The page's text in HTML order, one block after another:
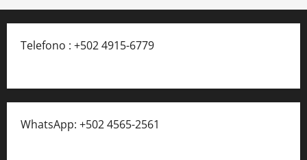
Telefono : +502 4915-6779
WhatsApp: +502 4565-2561